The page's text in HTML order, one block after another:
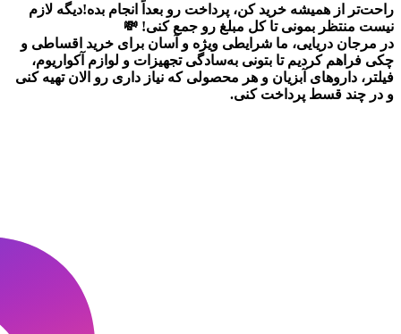
راحت‌تر از همیشه خرید کن، پرداخت رو بعداً انجام بده!دیگه لازم
نیست منتظر بمونی تا کل مبلغ رو جمع کنی! 💸
در مرجان دریایی، ما شرایطی ویژه و آسان برای خرید اقساطی و
چکی فراهم کردیم تا بتونی به‌سادگی تجهیزات و لوازم آکواریوم،
فیلتر، داروهای آبزیان و هر محصولی که نیاز داری رو الان تهیه کنی
و در چند قسط پرداخت کنی.